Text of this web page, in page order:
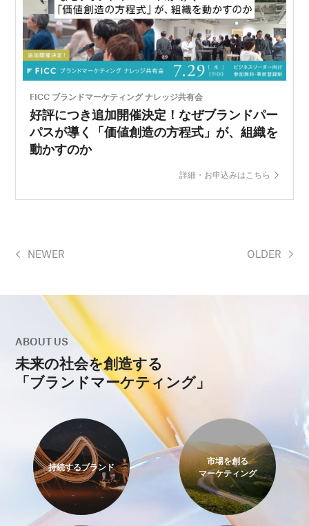
FICC ブランドマーケティング ナレッジ共有会
好評につき追加開催決定！なぜブランドパー
パスが導く「価値創造の方程式」が、組織を
動かすのか
詳細・お申込みはこちら
NEWER OLDER
ABOUT US
未来の社会を創造する
「ブランドマーケティング」
持続するブランド
市場を創る
マーケティング